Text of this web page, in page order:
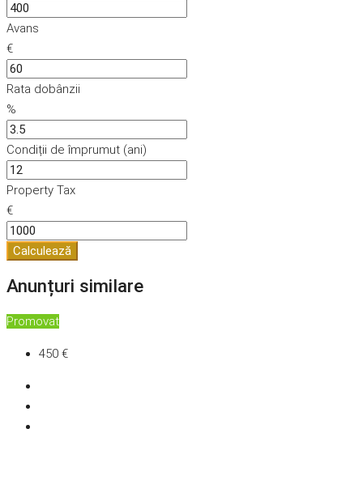
Avans
€
Rata dobânzii
%
Condiții de împrumut (ani)
Property Tax
€
Calculează
Anunțuri similare
Promovat
450 €